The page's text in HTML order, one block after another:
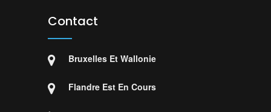
Contact
Bruxelles Et Wallonie
Flandre Est En Cours